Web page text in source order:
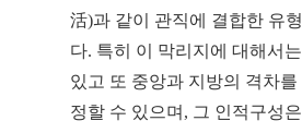
活)과 같이 관직에 결합한 유
다. 특히 이 막리지에 대해서
있고 또 중앙과 지방의 격차
정할 수 있으며, 그 인적구성